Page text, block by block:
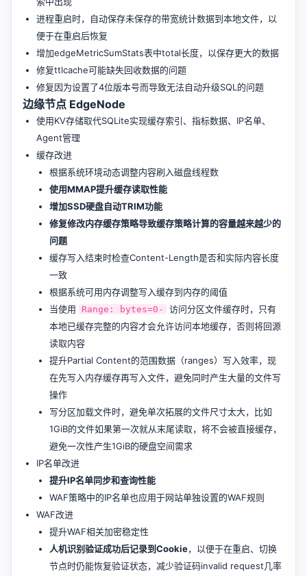
进程重启时，自动保存未保存的带宽统计数据到本地文件，以
便于在重启后恢复
增加edgeMetricSumStats表中total长度，以保存更大的数据
修复ttlcache可能缺失回收数据的问题
修复因为设置了4位版本号而导致无法自动升级SQL的问题
边缘节点 EdgeNode
使用KV存储取代SQLite实现缓存索引、指标数据、IP名单、
Agent管理
缓存改进
根据系统环境动态调整内容刷入磁盘线程数
使用MMAP提升缓存读取性能
增加SSD硬盘自动TRIM功能
修复修改内存缓存策略导致缓存策略计算的容量越来越少的
问题
缓存写入结束时检查Content-Length是否和实际内容长度
一致
根据系统可用内存调整写入缓存到内存的阈值
当使用
Range: bytes=0-
访问分区文件缓存时，只有
本地已缓存完整的内容才会允许访问本地缓存，否则将回源
读取内容
提升Partial Content的范围数据（ranges）写入效率，现
在先写入内存缓存再写入文件，避免同时产生大量的文件写
操作
写分区加载文件时，避免单次拓展的文件尺寸太大，比如
1GiB的文件如果第一次就从末尾读取，将不会被直接缓存，
避免一次性产生1GiB的硬盘空间需求
IP名单改进
提升IP名单同步和查询性能
WAF策略中的IP名单也应用于网站单独设置的WAF规则
WAF改进
提升WAF相关加密稳定性
人机识别验证成功后记录到Cookie，以便于在重启、切换
节点时仍能恢复验证状态，减少验证码invalid request几率